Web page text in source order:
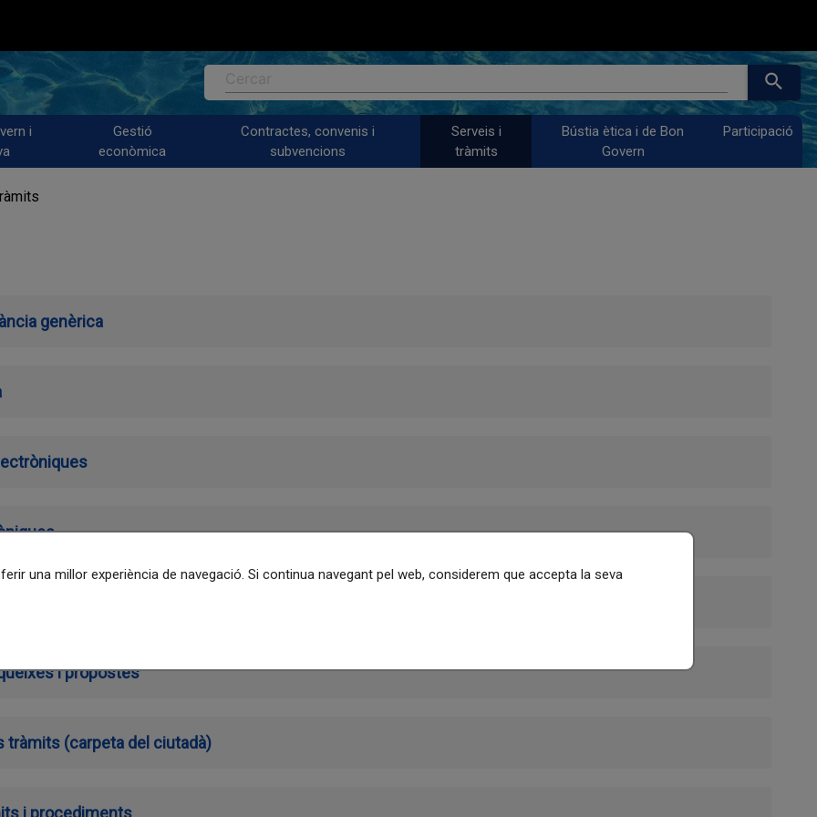
una millor experiència de navegació. Si continua navegant pel web, considerem que accepta la seva
Cercar
search
i
Gestió
econòmica
Contractes, convenis i
subvencions
Serveis i
tràmits
Bústia ètica i de Bon
Govern
Participació
genèrica
i propostes
tràmits (carpeta del ciutadà)
i procediments